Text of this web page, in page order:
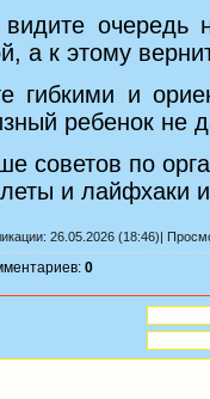
очередь
а к этому
гибкими и
ребенок не
советов по
и лайфхаки
26.05.2026 (18:46)|
0